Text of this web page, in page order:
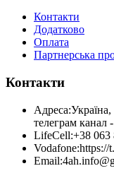
Контакти
Додатково
Оплата
Партнерська
Контакти
Адреса:
телеграм канал
LifeCell:+38 063
Vodafone:https://
Email: